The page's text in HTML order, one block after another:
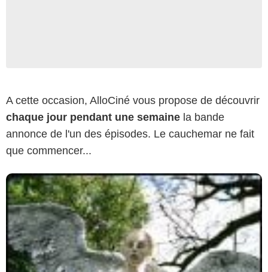
A cette occasion, AlloCiné vous propose de découvrir
chaque jour pendant une semaine la bande
annonce de l'un des épisodes. Le cauchemar ne fait
que commencer...